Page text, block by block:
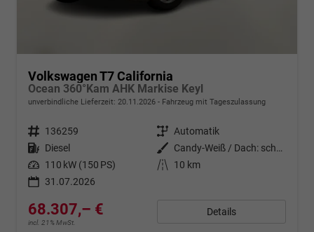
Volkswagen T7 California
Ocean 360°Kam AHK Markise Keyl
unverbindliche Lieferzeit: 20.11.2026 Fahrzeug mit Tageszulassung
Fahrzeugnr. 136259 Getriebe Automatik
Kraftstoff Diesel Außenfarbe
Candy-Weiß / Dach: schwarz
Leistung 110 kW (150 PS) Kilometerstand
10 km
31.07.2026
68.307,– €
incl. 21% MwSt.
Details